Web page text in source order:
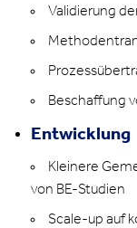
Validierung
Beschaffung
Entwicklung
Kleinere
von BE-Studien
Scale-up auf